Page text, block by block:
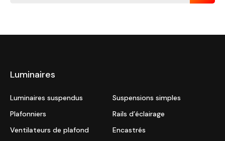
Luminaires
Luminaires suspendus
Suspensions simples
Plafonniers
Rails d’éclairage
Ventilateurs de plafond
Encastrés